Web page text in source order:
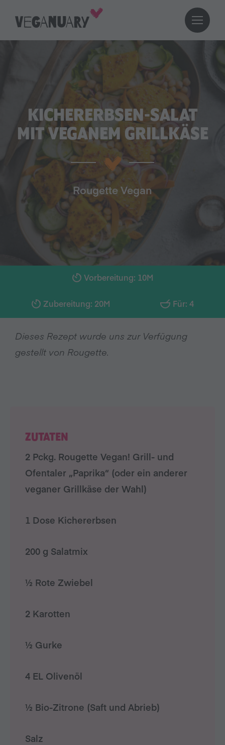
KICHERERBSEN-SALAT
MIT VEGANEM GRILLKÄSE
Rougette Vegan
Vorbereitung: 10M
Zubereitung: 20M Für: 4
Dieses Rezept wurde uns zur Verfügung
gestellt von Rougette.
ZUTATEN
2 Pckg. Rougette Vegan! Grill- und
Ofentaler „Paprika“ (oder ein anderer
veganer Grillkäse der Wahl)
1 Dose Kichererbsen
200 g Salatmix
½ Rote Zwiebel
2 Karotten
½ Gurke
4 EL Olivenöl
½ Bio-Zitrone (Saft und Abrieb)
Salz